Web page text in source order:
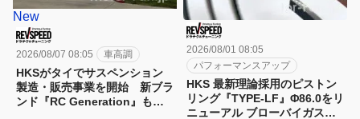
New
2026/08/07 08:05 車高調
HKSがタイでサスペンション
製造・販売事業を開始 新ブラ
ンド『RC Generation』も発
2026/08/01 08:05
パフォーマンスアップ
HKS 最新理論採用のピストン
リング『TYPE-LF』Φ86.0をリ
ニューアル ブローバイガス低